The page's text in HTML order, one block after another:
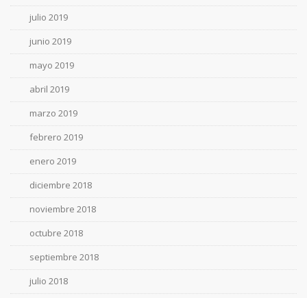
julio 2019
junio 2019
mayo 2019
abril 2019
marzo 2019
febrero 2019
enero 2019
diciembre 2018
noviembre 2018
octubre 2018
septiembre 2018
julio 2018